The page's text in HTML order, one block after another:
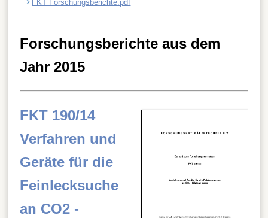
FKT Forschungsberichte.pdf
Forschungsberichte aus dem
Jahr 2015
FKT 190/14
Verfahren und
Geräte für die
Feinlecksuche
an CO2 -